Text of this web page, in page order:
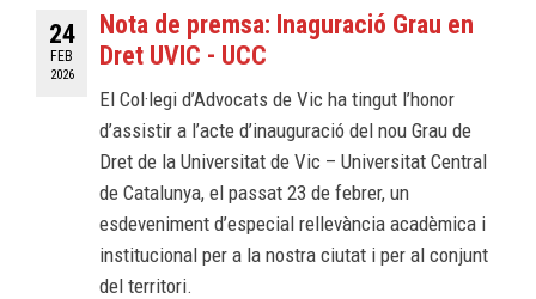
24
FEB
2026
Nota de premsa: Inaguració Grau en
Dret UVIC - UCC
El Col·legi d’Advocats de Vic ha tingut l’honor
d’assistir a l’acte d’inauguració del nou Grau de
Dret de la Universitat de Vic – Universitat Central
de Catalunya, el passat 23 de febrer, un
esdeveniment d’especial rellevància acadèmica i
institucional per a la nostra ciutat i per al conjunt
del territori.